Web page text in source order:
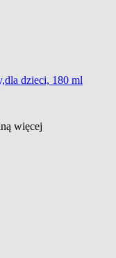
dzieci, 180 ml
więcej